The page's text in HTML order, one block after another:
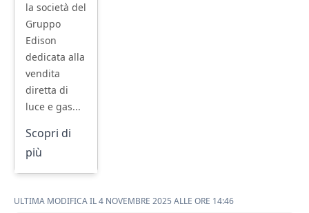
la società del
Gruppo
Edison
dedicata alla
vendita
diretta di
luce e gas...
Scopri di
più
ULTIMA MODIFICA IL 4 NOVEMBRE 2025 ALLE ORE 14:46